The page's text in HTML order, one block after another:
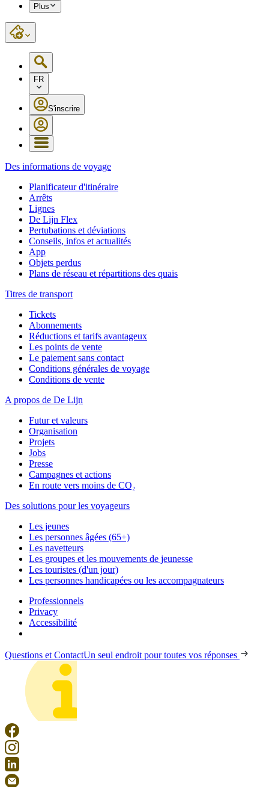
Plus
FR
S'inscrire
Des informations de voyage
Planificateur d'itinéraire
Arrêts
Lignes
De Lijn Flex
Pertubations et déviations
Conseils, infos et actualités
App
Objets perdus
Plans de réseau et répartitions des quais
Titres de transport
Tickets
Abonnements
Réductions et tarifs avantageux
Les points de vente
Le paiement sans contact
Conditions générales de voyage
Conditions de vente
A propos de De Lijn
Futur et valeurs
Organisation
Projets
Jobs
Presse
Campagnes et actions
En route vers moins de CO₂
Des solutions pour les voyageurs
Les jeunes
Les personnes âgées (65+)
Les navetteurs
Les groupes et les mouvements de jeunesse
Les touristes (d'un jour)
Les personnes handicapées ou les accompagnateurs
Professionnels
Privacy
Accessibilité
Questions et ContactUn seul endroit pour toutes vos réponses